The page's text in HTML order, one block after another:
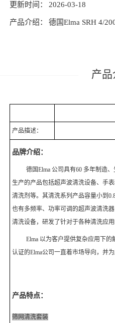
英国艾德姆衡器
水分测定仪
福禄克Fluke元素分析仪
德国ELMA
电子天平
莱伯泰科
瑞典AB显微测厚仪
通用检测仪器
国产色差仪
更新时间： 2026-03-18
产品介绍： 德国Elma SRH 4/
产品
产品描述：
品牌介绍：
德国Elma公司具有60 多年制造
生产的产品包括超声波清洗设备、手
清洗剂等。其清洗系列产品容量小到
也有多频率、功率可调的超声波清洗
清洗设备，研发了针对于各种清洗应用
Elma 以为客户提供复杂应用下的
认证的Elma公司一直着市场导向，并
产品特点：
筛网清洗套装